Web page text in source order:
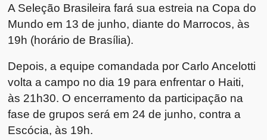
A Seleção Brasileira fará sua estreia na Copa do
Mundo em 13 de junho, diante do Marrocos, às
19h (horário de Brasília).
Depois, a equipe comandada por Carlo Ancelotti
volta a campo no dia 19 para enfrentar o Haiti,
às 21h30. O encerramento da participação na
fase de grupos será em 24 de junho, contra a
Escócia, às 19h.